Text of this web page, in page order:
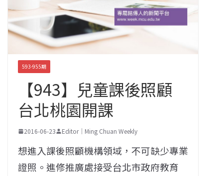
593-955期
【943】兒童課後照顧
台北桃園開課
2016-06-23 Editor｜Ming Chuan Weekly
想進入課後照顧機構領域，不可缺少專業
證照。進修推廣處接受台北市政府教育